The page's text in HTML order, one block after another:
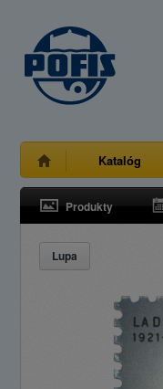
Katalóg
Produkty
Lupa